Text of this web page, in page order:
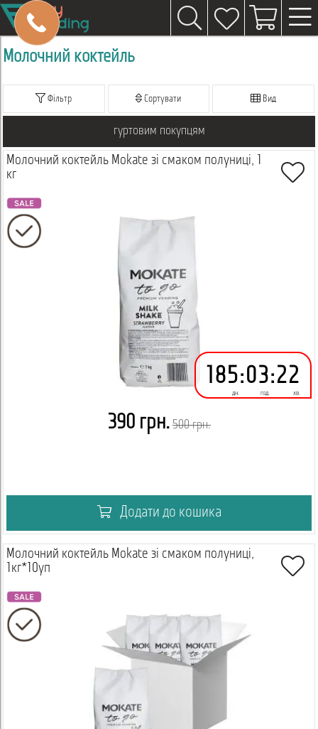
Молочний коктейль
Фільтр Сортувати Вид
гуртовим покупцям
Молочний коктейль Mokate зі смаком полуниці, 1
кг
185
дн.
:03
год.
:22
хв.
390 грн. 500 грн.
Додати до кошика
Молочний коктейль Mokate зі смаком полуниці,
1кг*10уп